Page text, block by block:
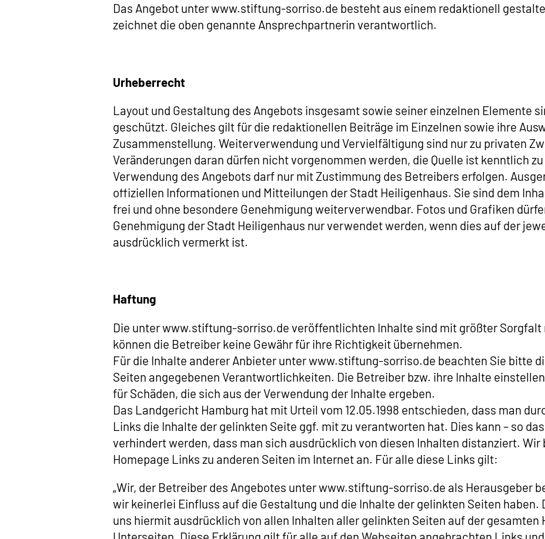
Das Angebot unter www.stiftung-sorriso.de besteht aus einem redaktionell
zeichnet die oben genannte Ansprechpartnerin verantwortlich.
Urheberrecht
Layout und Gestaltung des Angebots insgesamt sowie seiner einzelnen Elemente
geschützt. Gleiches gilt für die redaktionellen Beiträge im Einzelnen sowie ihre
Zusammenstellung. Weiterverwendung und Vervielfältigung sind nur zu privaten
Veränderungen daran dürfen nicht vorgenommen werden, die Quelle ist kenntlich
Verwendung des Angebots darf nur mit Zustimmung des Betreibers erfolgen.
offiziellen Informationen und Mitteilungen der Stadt Heiligenhaus. Sie sind dem
frei und ohne besondere Genehmigung weiterverwendbar. Fotos und Grafiken
Genehmigung der Stadt Heiligenhaus nur verwendet werden, wenn dies auf der
ausdrücklich vermerkt ist.
Haftung
Die unter www.stiftung-sorriso.de veröffentlichten Inhalte sind mit größter
können die Betreiber keine Gewähr für ihre Richtigkeit übernehmen.
Für die Inhalte anderer Anbieter unter www.stiftung-sorriso.de beachten Sie bitte
Seiten angegebenen Verantwortlichkeiten. Die Betreiber bzw. ihre Inhalte
für Schäden, die sich aus der Verwendung der Inhalte ergeben.
Das Landgericht Hamburg hat mit Urteil vom 12.05.1998 entschieden, dass man
Links die Inhalte der gelinkten Seite ggf. mit zu verantworten hat. Dies kann – so
verhindert werden, dass man sich ausdrücklich von diesen Inhalten distanziert. Wir
Homepage Links zu anderen Seiten im Internet an. Für alle diese Links gilt:
„Wir, der Betreiber des Angebotes unter www.stiftung-sorriso.de als Herausgeber
wir keinerlei Einfluss auf die Gestaltung und die Inhalte der gelinkten Seiten haben.
uns hiermit ausdrücklich von allen Inhalten aller gelinkten Seiten auf der gesamten